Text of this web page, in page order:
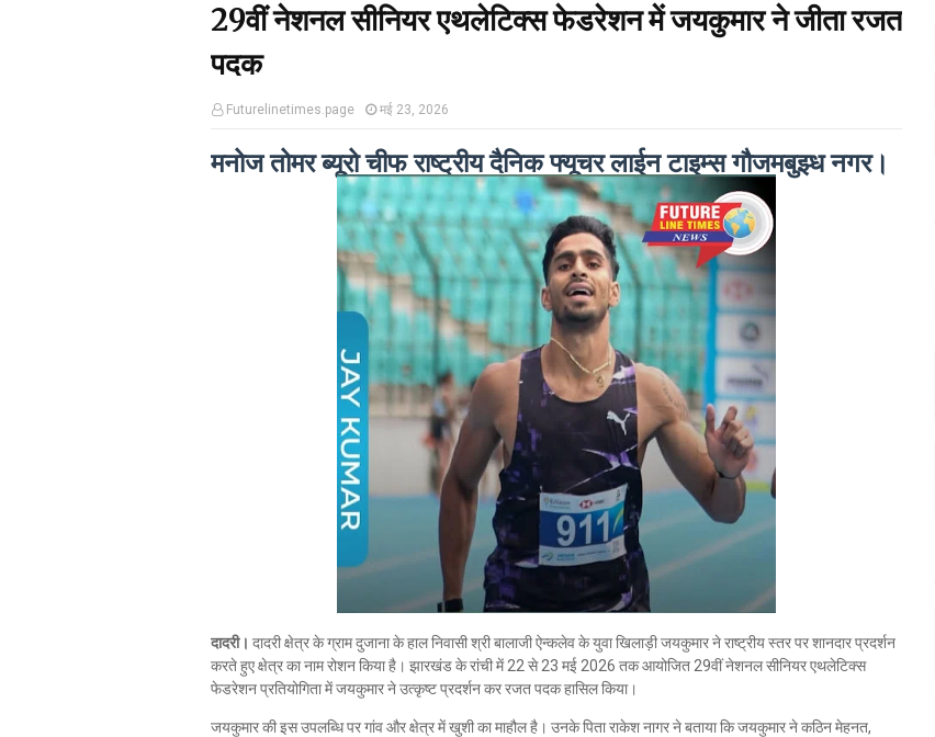
29वीं नेशनल सीनियर एथलेटिक्स फेडरेशन में जयकुमार ने जीता रजत
पदक
Futurelinetimes.page मई 23, 2026
मनोज तोमर ब्यूरो चीफ राष्ट्रीय दैनिक फ्यूचर लाईन टाइम्स गौजमबुझ्ध नगर।
दादरी। दादरी क्षेत्र के ग्राम दुजाना के हाल निवासी श्री बालाजी ऐन्कलेव के युवा खिलाड़ी जयकुमार ने राष्ट्रीय स्तर पर शानदार प्रदर्शन
करते हुए क्षेत्र का नाम रोशन किया है। झारखंड के रांची में 22 से 23 मई 2026 तक आयोजित 29वीं नेशनल सीनियर एथलेटिक्स
फेडरेशन प्रतियोगिता में जयकुमार ने उत्कृष्ट प्रदर्शन कर रजत पदक हासिल किया।
जयकुमार की इस उपलब्धि पर गांव और क्षेत्र में खुशी का माहौल है। उनके पिता राकेश नागर ने बताया कि जयकुमार ने कठिन मेहनत,